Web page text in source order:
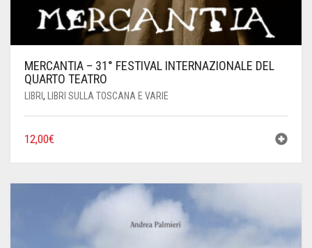
MERCANTIA – 31° FESTIVAL INTERNAZIONALE DEL
QUARTO TEATRO
LIBRI , LIBRI SULLA TOSCANA E VARIE
12,00€